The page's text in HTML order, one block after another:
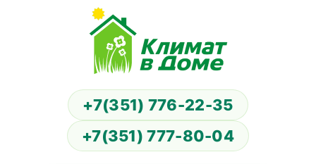
+7(351) 776-22-35
+7(351) 777-80-04